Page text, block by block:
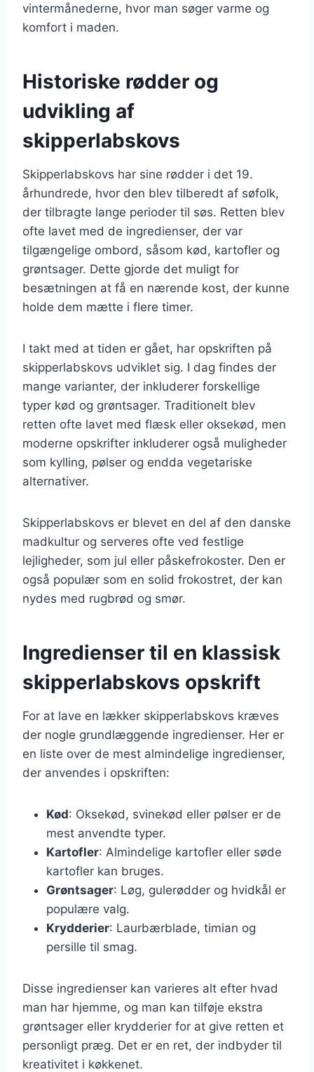
vintermånederne, hvor man søger varme og
komfort i maden.
Historiske rødder og
udvikling af
skipperlabskovs
Skipperlabskovs har sine rødder i det 19.
århundrede, hvor den blev tilberedt af søfolk,
der tilbragte lange perioder til søs. Retten blev
ofte lavet med de ingredienser, der var
tilgængelige ombord, såsom kød, kartofler og
grøntsager. Dette gjorde det muligt for
besætningen at få en nærende kost, der kunne
holde dem mætte i flere timer.
I takt med at tiden er gået, har opskriften på
skipperlabskovs udviklet sig. I dag findes der
mange varianter, der inkluderer forskellige
typer kød og grøntsager. Traditionelt blev
retten ofte lavet med flæsk eller oksekød, men
moderne opskrifter inkluderer også muligheder
som kylling, pølser og endda vegetariske
alternativer.
Skipperlabskovs er blevet en del af den danske
madkultur og serveres ofte ved festlige
lejligheder, som jul eller påskefrokoster. Den er
også populær som en solid frokostret, der kan
nydes med rugbrød og smør.
Ingredienser til en klassisk
skipperlabskovs opskrift
For at lave en lækker skipperlabskovs kræves
der nogle grundlæggende ingredienser. Her er
en liste over de mest almindelige ingredienser,
der anvendes i opskriften:
Kød: Oksekød, svinekød eller pølser er de
mest anvendte typer.
Kartofler: Almindelige kartofler eller søde
kartofler kan bruges.
Grøntsager: Løg, gulerødder og hvidkål er
populære valg.
Krydderier: Laurbærblade, timian og
persille til smag.
Disse ingredienser kan varieres alt efter hvad
man har hjemme, og man kan tilføje ekstra
grøntsager eller krydderier for at give retten et
personligt præg. Det er en ret, der indbyder til
kreativitet i køkkenet.